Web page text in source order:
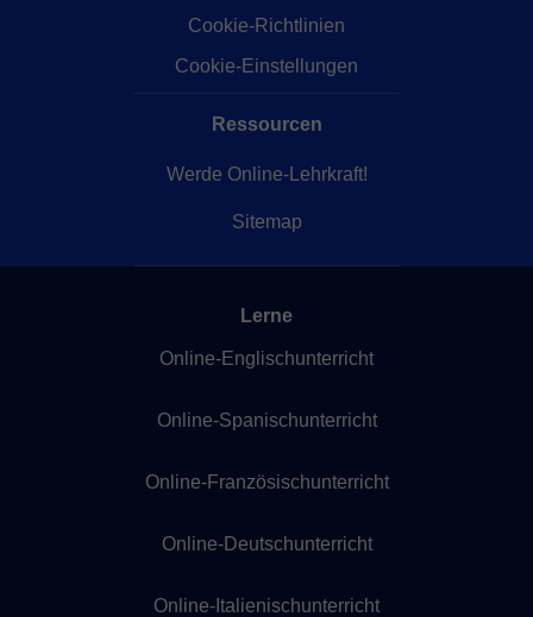
Cookie-Richtlinien
Cookie-Einstellungen
Ressourcen
Werde Online-Lehrkraft!
Sitemap
Lerne
Online-Englischunterricht
Online-Spanischunterricht
Online-Französischunterricht
Online-Deutschunterricht
Online-Italienischunterricht